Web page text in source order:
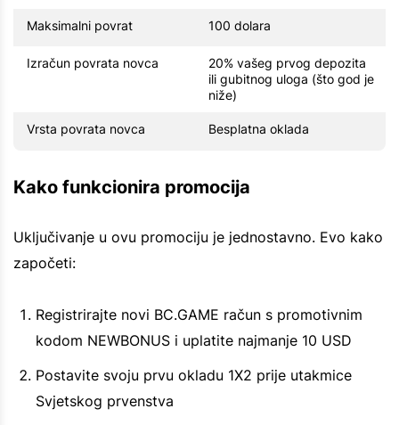
Maksimalni povrat 100 dolara
Izračun povrata novca
20% vašeg prvog depozita
ili gubitnog uloga (što god je
niže)
Vrsta povrata novca Besplatna oklada
Kako funkcionira promocija
Uključivanje u ovu promociju je jednostavno. Evo kako
započeti:
Registrirajte novi BC.GAME račun s promotivnim
kodom NEWBONUS i uplatite najmanje 10 USD
Postavite svoju prvu okladu 1X2 prije utakmice
Svjetskog prvenstva